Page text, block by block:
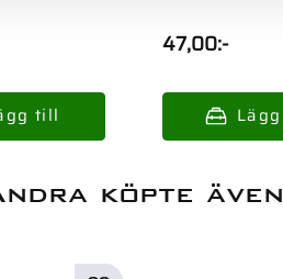
47,00:-
köpte även